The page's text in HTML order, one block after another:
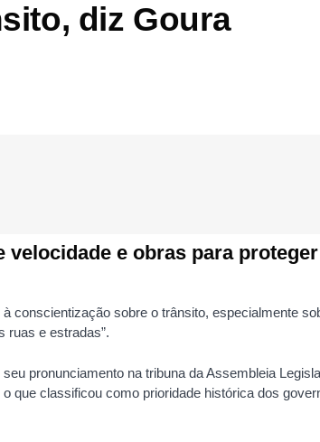
diz Goura
velocidade e obras para proteger
conscientização sobre o trânsito, especialmente
ruas e estradas”.
pronunciamento na tribuna da Assembleia
que classificou como prioridade histórica dos